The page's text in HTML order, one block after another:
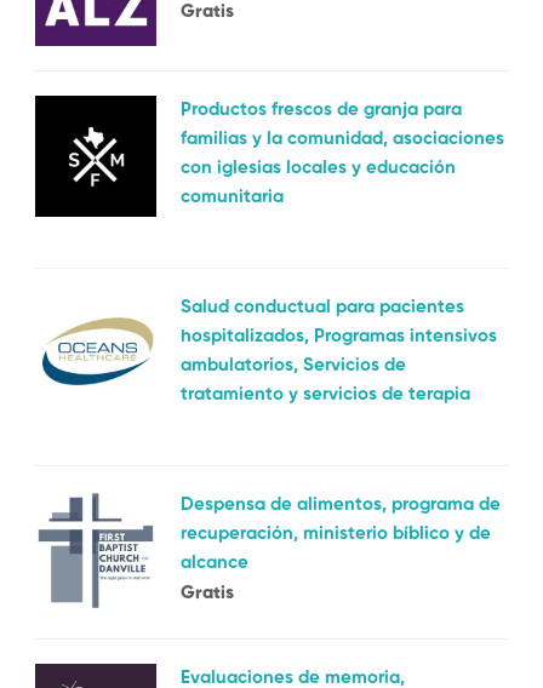
Gratis
Productos frescos de granja para
familias y la comunidad, asociaciones
con iglesias locales y educación
comunitaria
Salud conductual para pacientes
hospitalizados, Programas intensivos
ambulatorios, Servicios de
tratamiento y servicios de terapia
Despensa de alimentos, programa de
recuperación, ministerio bíblico y de
alcance
Gratis
Evaluaciones de memoria,